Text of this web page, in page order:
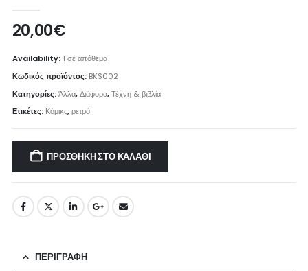
20,00€
Availability: 1 σε απόθεμα
Κωδικός προϊόντος: BKS002
Κατηγορίες:Άλλα,Διάφορα,Τέχνη & βιβλία
Ετικέτες: Κόμικς,ρετρό
ΠΡΟΣΘΉΚΗ ΣΤΟ ΚΑΛΆΘΙ
ΠΕΡΙΓΡΑΦΉ